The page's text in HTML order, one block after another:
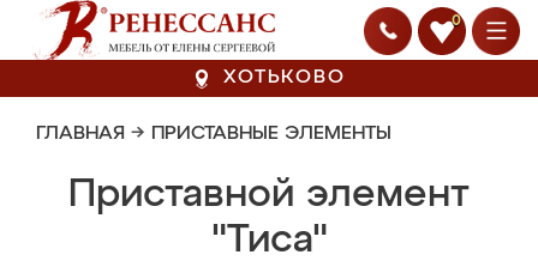
0
ХОТЬКОВО
ГЛАВНАЯ → ПРИСТАВНЫЕ ЭЛЕМЕНТЫ
Приставной элемент
"Тиса"